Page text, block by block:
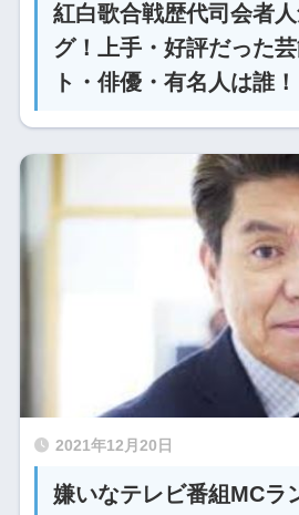
紅白歌合戦歴代司会者
グ！上手・好評だった
ト・俳優・有名人は誰！
2021年12月20日
嫌いなテレビ番組MCラ